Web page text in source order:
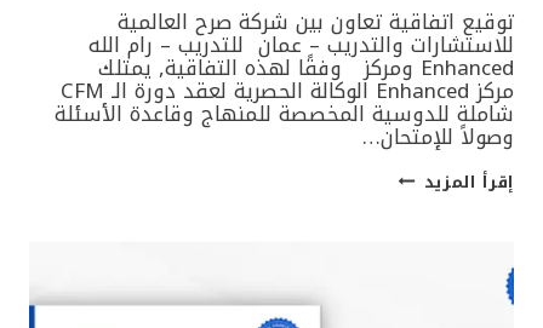
توقيع اتفاقية تعاون بين شركة صرح العالمية
للاستشارات والتدريب – عمان للتدريب – رام الله
Enhanced ومركز وفقًا لهذه التفاقية, يمتلك
مركز Enhanced الوكالة الحصرية لعقد دورة الـ CFM
شاملة للدوسية المخصصة للمنهاج وقاعدة الأسئلة
وصولاً للإمتحان…
إقرأ المزيد للتدريب
ENHANCED